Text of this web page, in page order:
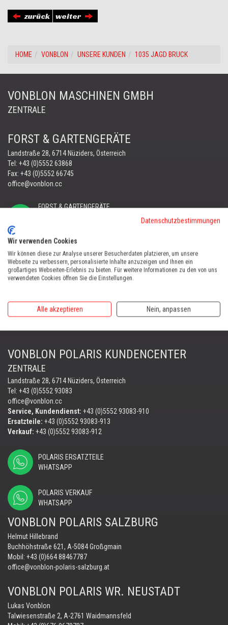
zurück weiter
HOME VONBLON UNSERE KUNDEN 1035 JAGD BRUCK
VONBLON MASCHINEN GMBH
ZENTRALE
FORST & GARTENGERÄTE
Landstraße 28, 6714 Nüziders, Österreich
Tel: +43 (0)5552 63868
Fax: +43 (0)5552 66745
office@vonblon.cc
FORST & GARTENGERÄTE
AUTOMOWER
Automower Kundendienst Nüziders
Tel:+43 (0)5552 31607
Maria-Theresien-Straße 77, 6890 Lustenau
Harry Zudrell
VONBLON POLARIS KUNDENCENTER
ZENTRALE
Landstraße 28, 6714 Nüziders, Österreich
Tel: +43 (0)5552 93083
office@vonblon.cc
Service, Kundendienst: +43 (0)5552 93083-910
Ersatzteile: +43 (0)5552 93083-913
Verkauf: +43 (0)5552 93083-912
POLARIS ERSATZTEILE
WHATSAPP
POLARIS VERKAUF
WHATSAPP
VONBLON POLARIS SALZBURG
Helmut Hillebrand
Buchhöhstraße 621, A-5084 Großgmain
Mobil: +43 (0)664 88467787
office@vonblon-polaris-salzburg.at
VONBLON POLARIS WR. NEUSTADT
Lukas Vonblon
Talwiesenstraße 2, A-2761 Waidmannsfeld
Datenschutzbestimmungen
Wir verwenden Cookies
Wir können diese zur Analyse unserer Besucherdaten platzieren, um unsere
Webseite zu verbessern, personalisierte Inhalte anzuzeigen und Ihnen ein
großartiges Webseiten-Erlebnis zu bieten. Für weitere Informationen zu den von uns
verwendeten Cookies öffnen Sie die Einstellungen.
Alle akzeptieren Nein, anpassen